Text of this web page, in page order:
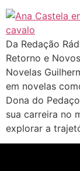
Da Redação
Retorno e
Novelas
em novelas
Dona do
sua carreira no
explorar a